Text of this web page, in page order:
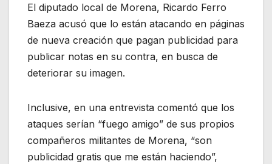
El diputado local de Morena, Ricardo Ferro
Baeza acusó que lo están atacando en páginas
de nueva creación que pagan publicidad para
publicar notas en su contra, en busca de
deteriorar su imagen.
Inclusive, en una entrevista comentó que los
ataques serían “fuego amigo” de sus propios
compañeros militantes de Morena, “son
publicidad gratis que me están haciendo”,